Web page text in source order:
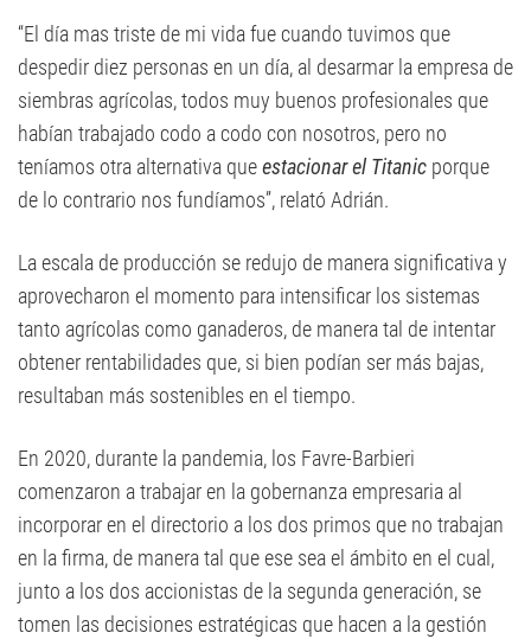
“El día mas triste de mi vida fue cuando tuvimos que
despedir diez personas en un día, al desarmar la empresa de
siembras agrícolas, todos muy buenos profesionales que
habían trabajado codo a codo con nosotros, pero no
teníamos otra alternativa queestacionar el Titanic porque
de lo contrario nos fundíamos”, relató Adrián.
La escala de producción se redujo de manera significativa y
aprovecharon el momento para intensificar los sistemas
tanto agrícolas como ganaderos, de manera tal de intentar
obtener rentabilidades que, si bien podían ser más bajas,
resultaban más sostenibles en el tiempo.
En 2020, durante la pandemia, los Favre-Barbieri
comenzaron a trabajar en la gobernanza empresaria al
incorporar en el directorio a los dos primos que no trabajan
en la firma, de manera tal que ese sea el ámbito en el cual,
junto a los dos accionistas de la segunda generación, se
tomen las decisiones estratégicas que hacen a la gestión